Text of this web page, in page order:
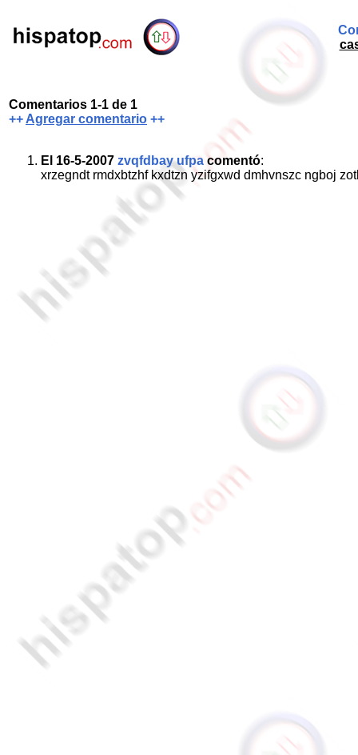
Comentarios 1-1 de 1
++ Agregar comentario ++
El 16-5-2007 zvqfdbay ufpa comentó:
xrzegndt rmdxbtzhf kxdtzn yzifgxwd dmhvnszc ngboj